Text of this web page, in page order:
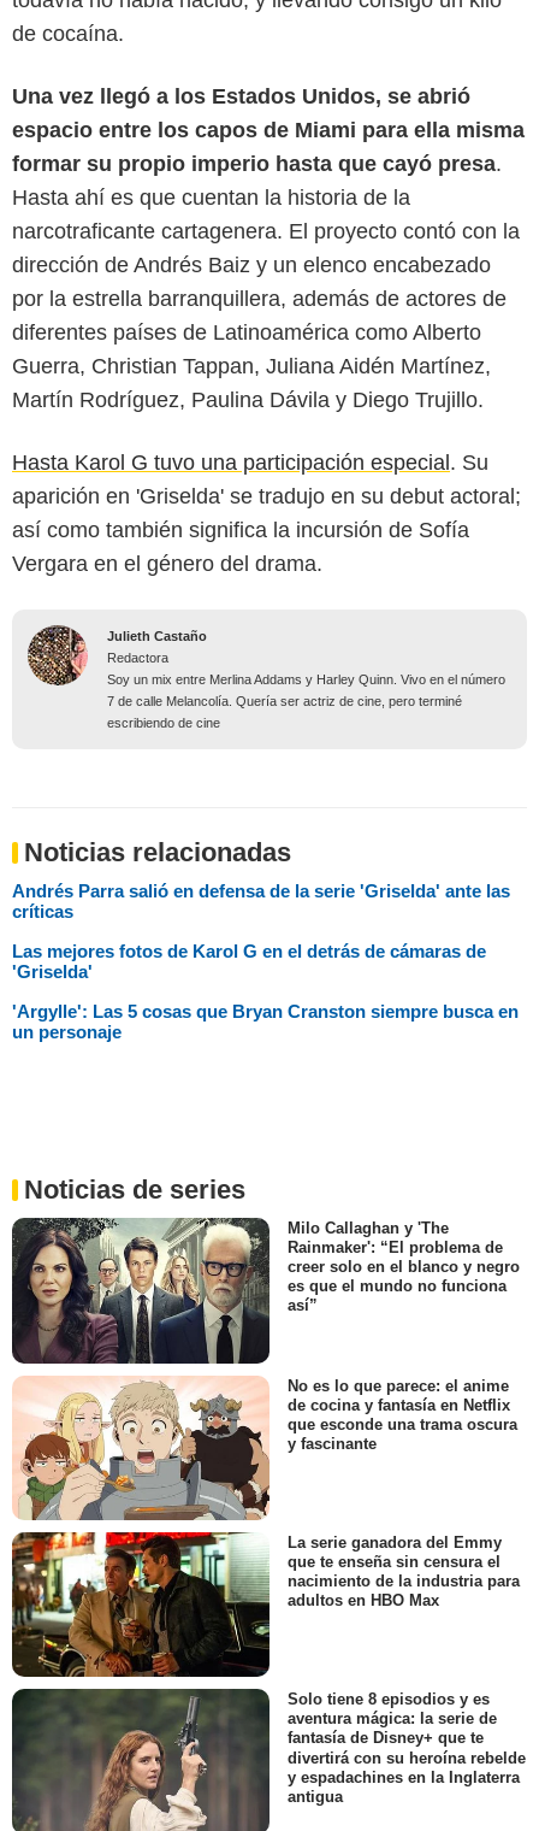
de cocaína.
Una vez llegó a los Estados Unidos, se abrió
espacio entre los capos de Miami para ella misma
formar su propio imperio hasta que cayó presa.
Hasta ahí es que cuentan la historia de la
narcotraficante cartagenera. El proyecto contó con la
dirección de Andrés Baiz y un elenco encabezado
por la estrella barranquillera, además de actores de
diferentes países de Latinoamérica como Alberto
Guerra, Christian Tappan, Juliana Aidén Martínez,
Martín Rodríguez, Paulina Dávila y Diego Trujillo.
Hasta Karol G tuvo una participación especial . Su
aparición en 'Griselda' se tradujo en su debut actoral;
así como también significa la incursión de Sofía
Vergara en el género del drama.
Julieth Castaño
Redactora
Soy un mix entre Merlina Addams y Harley Quinn. Vivo en el número
7 de calle Melancolía. Quería ser actriz de cine, pero terminé
escribiendo de cine
Noticias relacionadas
Andrés Parra salió en defensa de la serie 'Griselda' ante las
críticas
Las mejores fotos de Karol G en el detrás de cámaras de
'Griselda'
'Argylle': Las 5 cosas que Bryan Cranston siempre busca en
un personaje
Noticias de series
Milo Callaghan y 'The
Rainmaker': “El problema de
creer solo en el blanco y negro
es que el mundo no funciona
así”
No es lo que parece: el anime
de cocina y fantasía en Netflix
que esconde una trama oscura
y fascinante
La serie ganadora del Emmy
que te enseña sin censura el
nacimiento de la industria para
adultos en HBO Max
Solo tiene 8 episodios y es
aventura mágica: la serie de
fantasía de Disney+ que te
divertirá con su heroína rebelde
y espadachines en la Inglaterra
antigua